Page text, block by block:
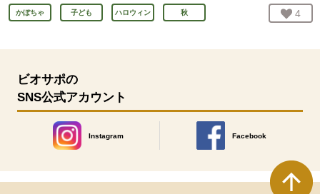
かぼちゃ 子ども ハロウィン 秋 お気
4
ビオサポの
SNS公式アカウント
Instagram
別のウィンドウで開きます。
Facebook
別のウィンドウで開きます